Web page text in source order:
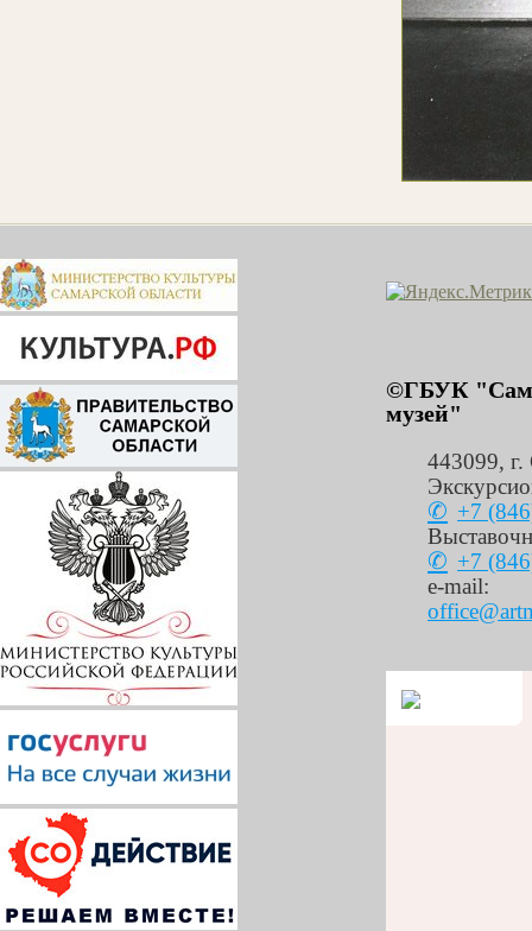
©ГБУК
музей"
443099, г.
+7
+7
e-mail: